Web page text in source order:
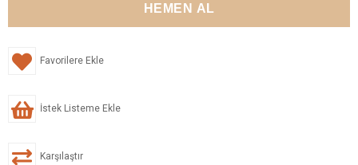
Favorilere Ekle
İstek Listeme Ekle
Karşılaştır